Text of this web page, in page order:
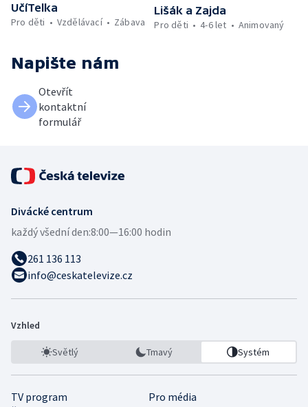
UčíTelka
Pro děti
Vzdělávací Zábava
Lišák a Zajda
Pro děti
4-6 let Animovaný
Napište nám
Otevřít
kontaktní
formulář
Divácké centrum
každý všední den:8:00—16:00 hodin
261 136 113
info@ceskatelevize.cz
Vzhled
Světlý Tmavý Systém
TV program
Pro média